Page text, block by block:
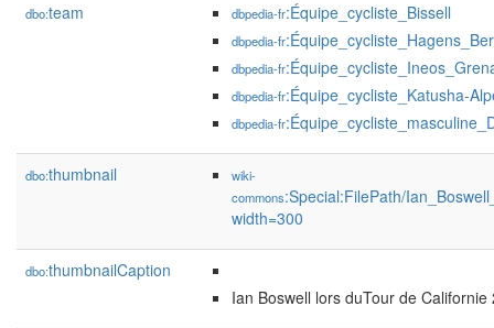
dbo:team dbpedia-fr:Équipe_cycliste_Bissell
dbpedia-fr
dbpedia-fr
dbpedia-fr:Équipe_cycliste_Katusha-
dbpedia-fr
dbo:thumbnail
wiki-
commons:Special:FilePath/
width=300
dbo:thumbnailCaption
Ian Boswell lors duTour de Californie